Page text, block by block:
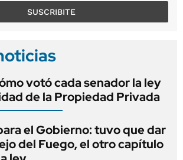
SUSCRIBITE
votó cada senador la ley
de la Propiedad Privada
el Gobierno: tuvo que dar
del Fuego, el otro capítulo